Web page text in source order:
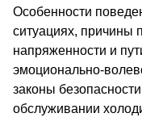
Особенности
ситуациях, причины
напряженности и
эмоционально-
законы
обслуживании